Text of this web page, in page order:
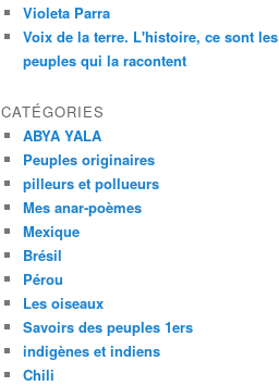
Violeta Parra
Voix de la terre. L'histoire, ce sont les
peuples qui la racontent
CATÉGORIES
ABYA YALA
Peuples originaires
pilleurs et pollueurs
Mes anar-poèmes
Mexique
Brésil
Pérou
Les oiseaux
Savoirs des peuples 1ers
indigènes et indiens
Chili